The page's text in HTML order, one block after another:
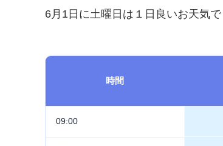
6月1日に土曜日は１日良いお天気
時間
09:00